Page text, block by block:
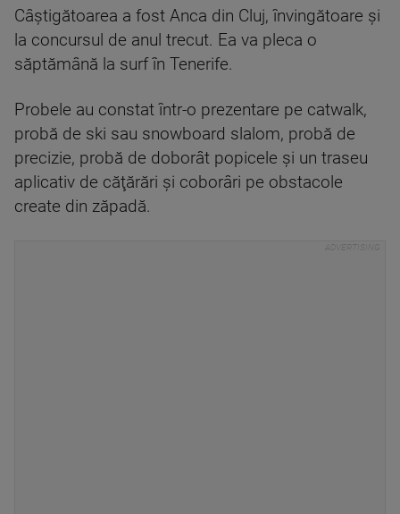
Câștigătoarea a fost Anca din Cluj, învingătoare și
la concursul de anul trecut. Ea va pleca o
săptămână la surf în Tenerife.
Probele au constat într-o prezentare pe catwalk,
probă de ski sau snowboard slalom, probă de
precizie, probă de doborât popicele şi un traseu
aplicativ de căţărări şi coborâri pe obstacole
create din zăpadă.